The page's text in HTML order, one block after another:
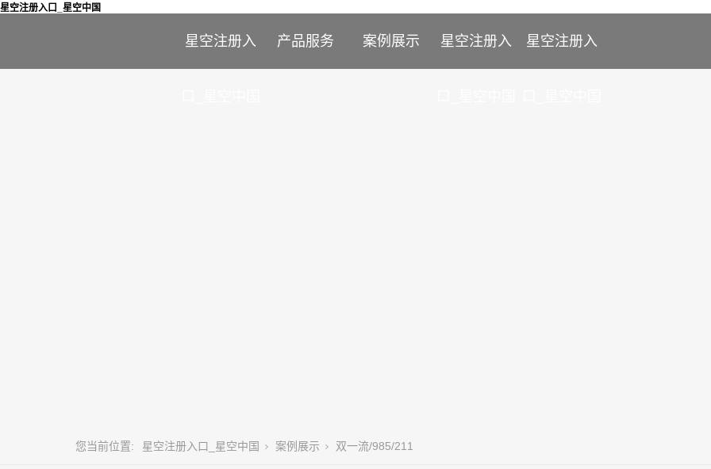
星空注册入口_星空中国
星空注册入 产品服务 案例展示 星空注册入 星空注册入
您当前位置: 星空注册入口_星空中国 案例展示 双一流/985/211